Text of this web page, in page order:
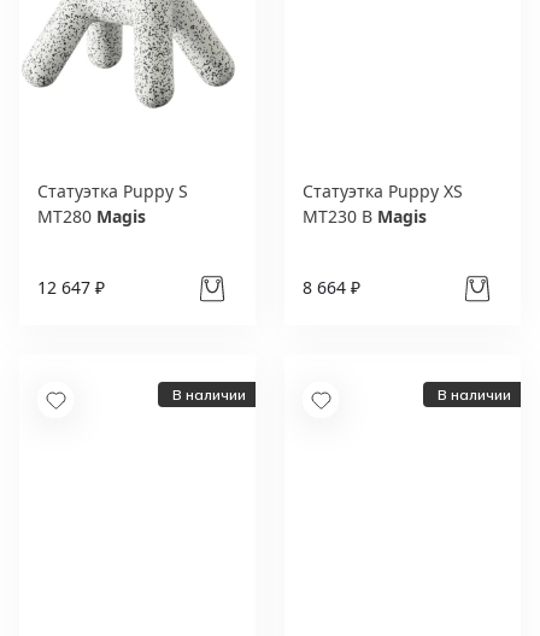
Статуэтка Puppy S
MT280 Magis
12 647 ₽
Статуэтка Puppy XS
MT230 B Magis
8 664 ₽
В наличии В наличии